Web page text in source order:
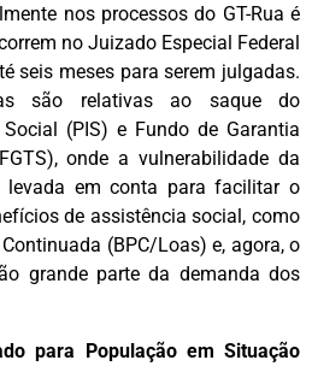
nos processos do GT-Rua é
no Juizado Especial Federal
seis meses para serem julgadas.
são relativas ao saque do
(PIS) e Fundo de Garantia
onde a vulnerabilidade da
levada em conta para facilitar o
de assistência social, como
(BPC/Loas) e, agora, o
grande parte da demanda dos
para População em Situação